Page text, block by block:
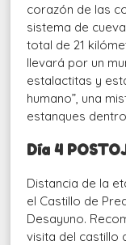
corazón de las
sistema de
total de 21
llevará por un
estalactitas y
humano”, una
estanques
Día 4
Distancia de la
el Castillo de
Desayuno.
visita del castillo